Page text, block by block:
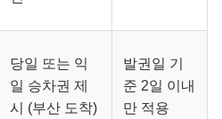
당일 또는 익
일 승차권 제
시 (부산 도착)
발권일 기
준 2일 이내
만 적용